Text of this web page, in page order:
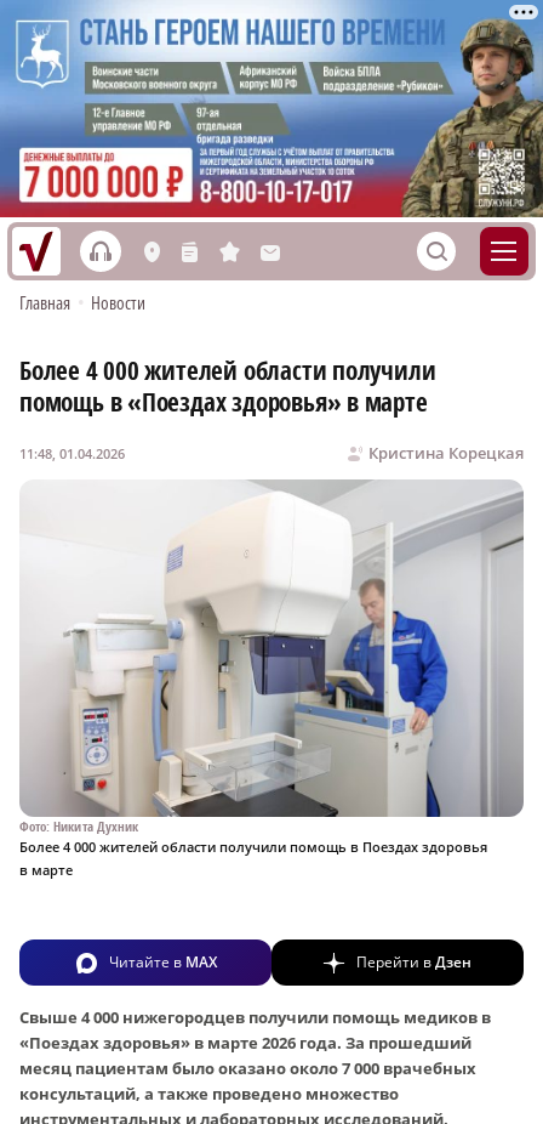
h L n s M S
Главная • Новости
Более 4 000 жителей области получили
помощь в «Поездах здоровья» в марте
Кристина Корецкая
11:48, 01.04.2026
Фото: Никита Духник
Более 4 000 жителей области получили помощь в Поездах здоровья
в марте
Читайте в MAX Перейти вДзен
Свыше 4 000 нижегородцев получили помощь медиков в
«Поездах здоровья» в марте 2026 года. За прошедший
месяц пациентам было оказано около 7 000 врачебных
консультаций, а также проведено множество
инструментальных и лабораторных исследований.